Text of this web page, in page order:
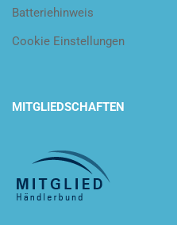
Batteriehinweis
Cookie Einstellungen
MITGLIEDSCHAFTEN